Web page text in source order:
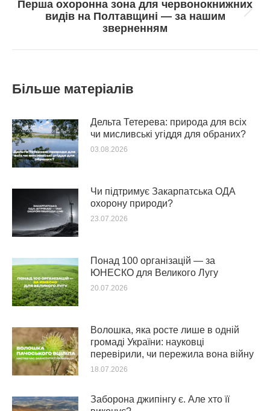
Next
post:
Перша охоронна зона для червонокнижних
видів на Полтавщині — за нашим
зверненням
Більше матеріалів
Дельта Тетерева: природа для всіх
чи мисливські угіддя для обраних?
03.08.2026
Чи підтримує Закарпатська ОДА
охорону природи?
23.07.2026
Понад 100 організацій — за
ЮНЕСКО для Великого Лугу
20.07.2026
Волошка, яка росте лише в одній
громаді України: науковці
перевірили, чи пережила вона війну
18.07.2026
Заборона джипінгу є. Але хто її